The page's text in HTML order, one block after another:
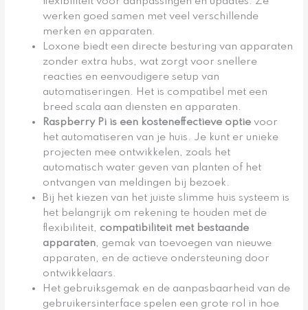
werken goed samen met veel verschillende
merken en apparaten.
Loxone biedt een directe besturing van apparaten
zonder extra hubs, wat zorgt voor snellere
reacties en eenvoudigere setup van
automatiseringen. Het is compatibel met een
breed scala aan diensten en apparaten.
Raspberry Pi is een kosteneffectieve optie voor
het automatiseren van je huis. Je kunt er unieke
projecten mee ontwikkelen, zoals het
automatisch water geven van planten of het
ontvangen van meldingen bij bezoek.
Bij het kiezen van het juiste slimme huis systeem is
het belangrijk om rekening te houden met de
flexibiliteit, compatibiliteit met bestaande
apparaten, gemak van toevoegen van nieuwe
apparaten, en de actieve ondersteuning door
ontwikkelaars.
Het gebruiksgemak en de aanpasbaarheid van de
gebruikersinterface spelen een grote rol in hoe